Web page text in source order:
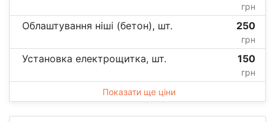
грн
Облаштування ніші (бетон), шт. 250
грн
Установка електрощитка, шт. 150
грн
Показати ще ціни